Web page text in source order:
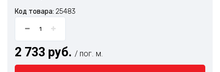
Код товара: 25483
2 733 руб. / пог. м.